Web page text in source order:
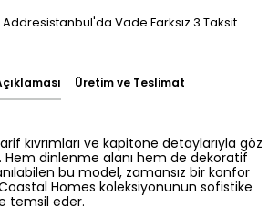
Addresistanbul'da Vade Farksız 3 Taksit
Üretim ve Teslimat
kıvrımları ve kapitone detaylarıyla göz
Hem dinlenme alanı hem de dekoratif
bu model, zamansız bir konfor
Coastal Homes koleksiyonunun sofistike
temsil eder.